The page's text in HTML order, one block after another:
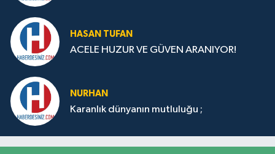
HASAN TUFAN
ACELE HUZUR VE GÜVEN ARANIYOR!
NURHAN
Karanlık dünyanın mutluluğu ;